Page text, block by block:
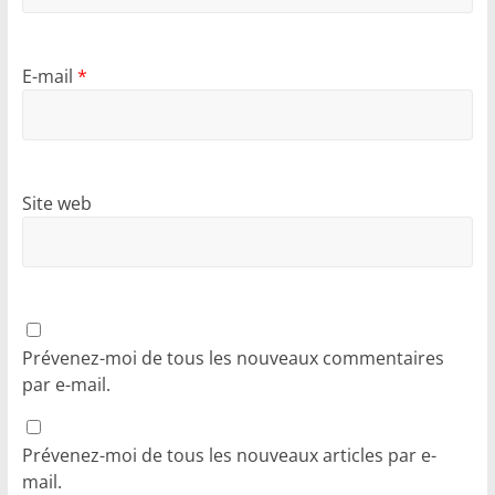
E-mail *
Site web
Prévenez-moi de tous les nouveaux commentaires
par e-mail.
Prévenez-moi de tous les nouveaux articles par e-
mail.